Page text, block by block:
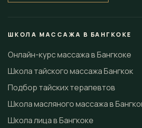
Бангкок 10110 - Таиланд
◗ Часы работы:Ежедневно,
✉ Email:info@nuadthaischool.com
☎ Телефон:(+66) 09 50 73 44 43
ЗАБРОНИРОВАТЬ КУРС